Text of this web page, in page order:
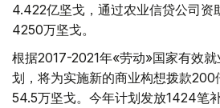
4.422亿坚戈，通过农业信贷公司资
4250万坚戈。
根据2017-2021年«劳动»国家有效
划，将为实施新的商业构想拨款200
54.5万坚戈。今年计划发放1424笔